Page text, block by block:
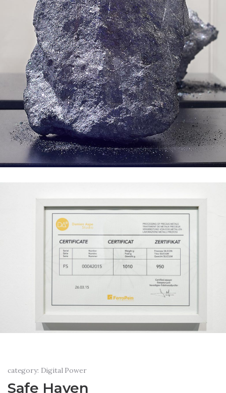
category: Digital Power
Safe Haven